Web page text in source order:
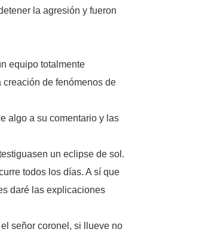
la agresión y fueron
equipo totalmente
de fenómenos de
algo a su comentario y las
un eclipse de sol.
todos los días. A sí que
daré las explicaciones
señor coronel, si llueve no